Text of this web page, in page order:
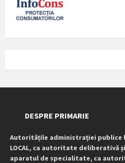
DESPRE PRIMARIE
Autoritățile administrației publice
LOCAL, ca autoritate deliberativă și
aparatul de specialitate, ca